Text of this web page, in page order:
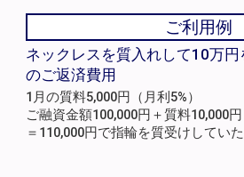
ご利用例
ネックレスを質入れして10万
のご返済費用
1月の質料5,000円（月利5%）
ご融資金額100,000円＋質料10,000円
＝110,000円で指輪を質受けしていた